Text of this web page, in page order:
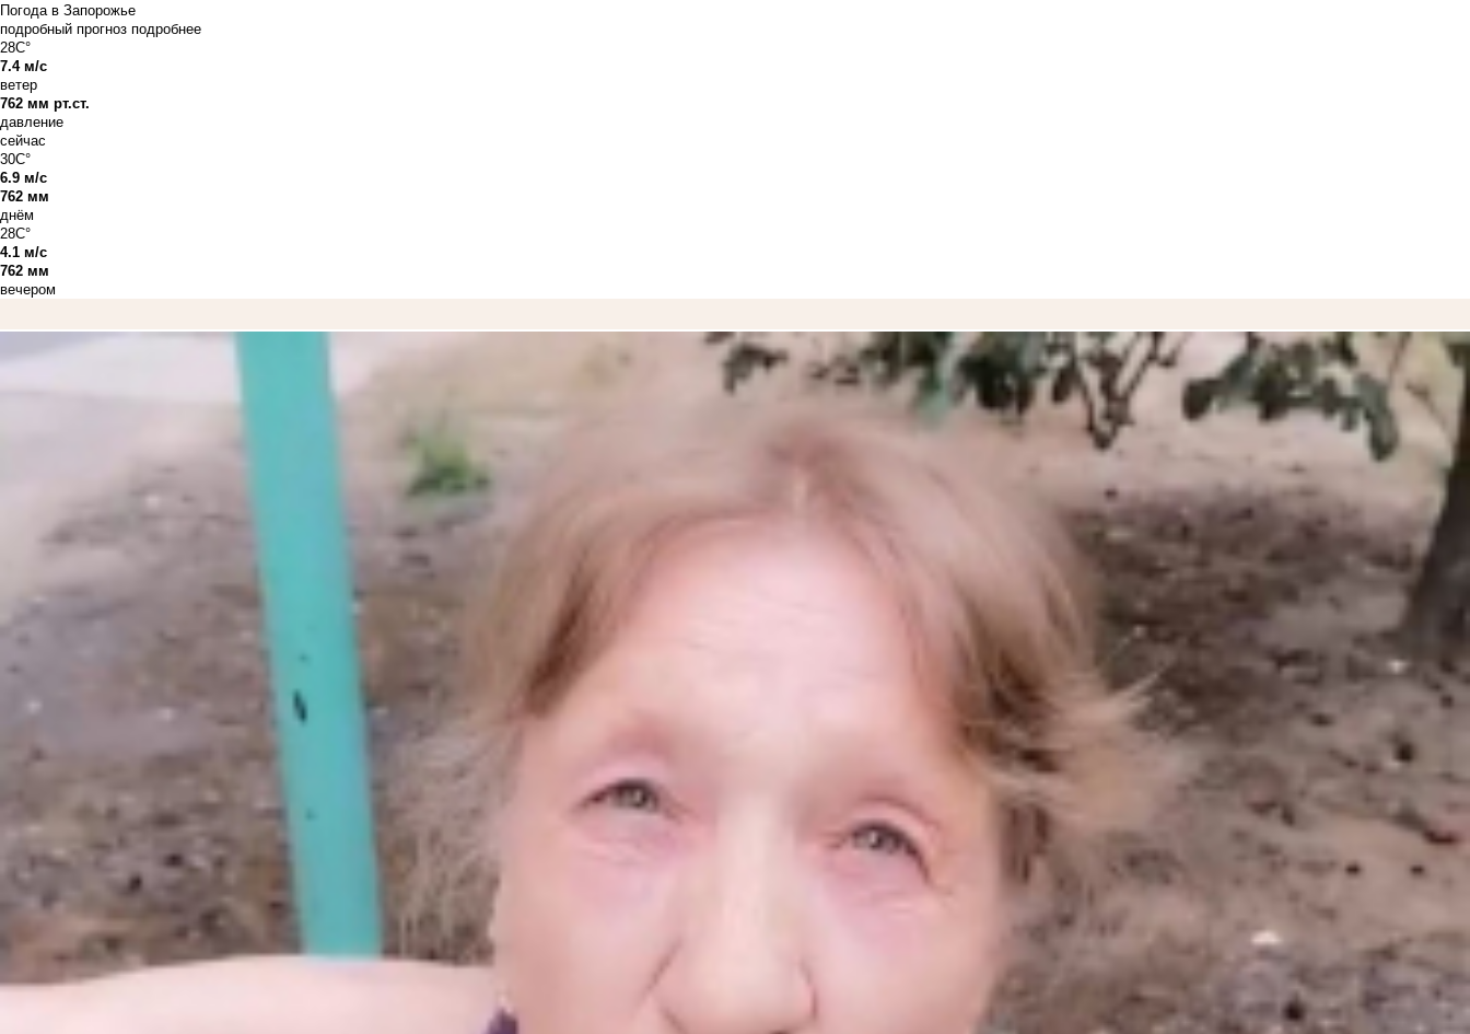
Погода в Запорожье
подробный прогноз подробнее
28C°
7.4 м/с
ветер
762 мм рт.ст.
давление
сейчас
30C°
6.9 м/с
762 мм
днём
28C°
4.1 м/с
762 мм
вечером